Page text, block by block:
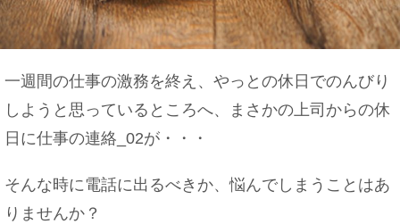
一週間の仕事の激務を終え、やっとの休日でのんびり
しようと思っているところへ、まさかの上司からの休
日に仕事の連絡_02が・・・
そんな時に電話に出るべきか、悩んでしまうことはあ
りませんか？